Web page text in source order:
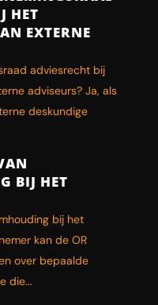
HET
EXTERNE
adviesrecht bij
adviseurs? Ja, als
deskundige
BIJ HET
bij het
kan de OR
over bepaalde
die...